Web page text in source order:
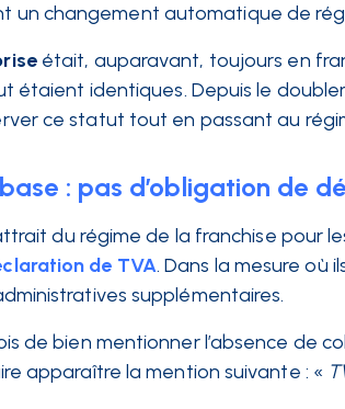
un changement automatique de
était, auparavant, toujours en
étaient identiques. Depuis le
ce statut tout en passant au
: pas d’obligation de
du régime de la franchise pour
de TVA. Dans la mesure où
supplémentaires.
de bien mentionner l’absence de
apparaître la mention suivante : «